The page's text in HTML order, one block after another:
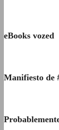
eBooks vozed
Manifiesto de